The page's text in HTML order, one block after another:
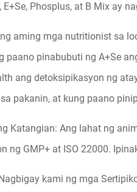
E+Se, Phosplus, at B Mix ay
aming mga nutritionist sa
paano pinabubuti ng A+Se
ang detoksipikasyon ng
pakanin, at kung paano
Katangian: Ang lahat ng
ng GMP+ at ISO 22000.
kami ng mga